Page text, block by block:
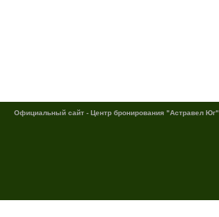
Официальный сайт - Центр бронирования "Астравел Юг"